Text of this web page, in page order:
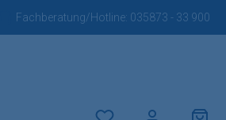
Fachberatung/Hotline: 035873 - 33 900